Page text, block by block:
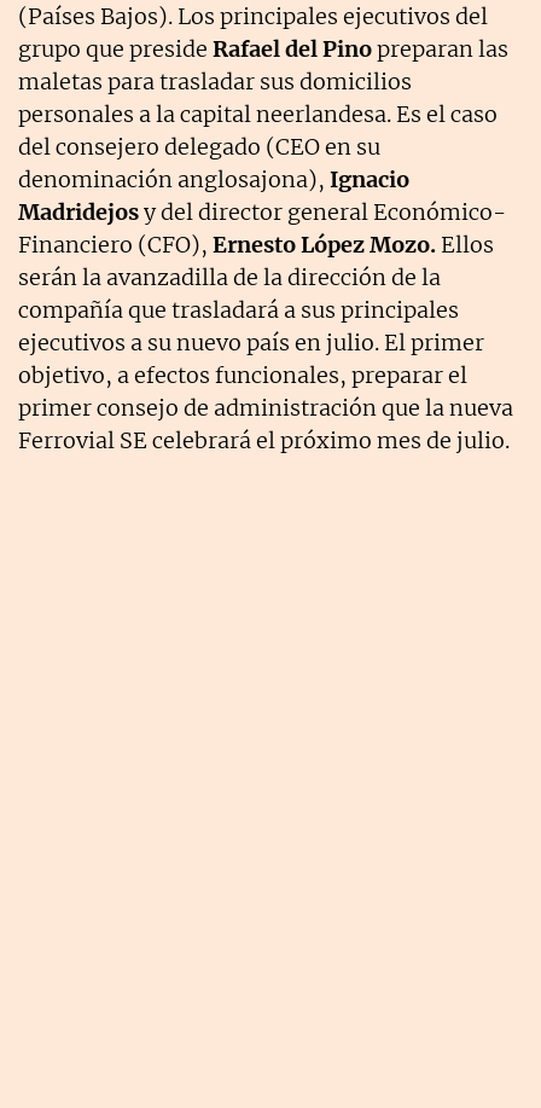
(Países Bajos). Los principales ejecutivos del
grupo que preside Rafael del Pinopreparan las
maletas para trasladar sus domicilios
personales a la capital neerlandesa. Es el caso
del consejero delegado (CEO en su
denominación anglosajona), Ignacio
Madridejosy del director general Económico-
Financiero (CFO), Ernesto López Mozo. Ellos
serán la avanzadilla de la dirección de la
compañía que trasladará a sus principales
ejecutivos a su nuevo país en julio. El primer
objetivo, a efectos funcionales, preparar el
primer consejo de administración que la nueva
Ferrovial SE celebrará el próximo mes de julio.